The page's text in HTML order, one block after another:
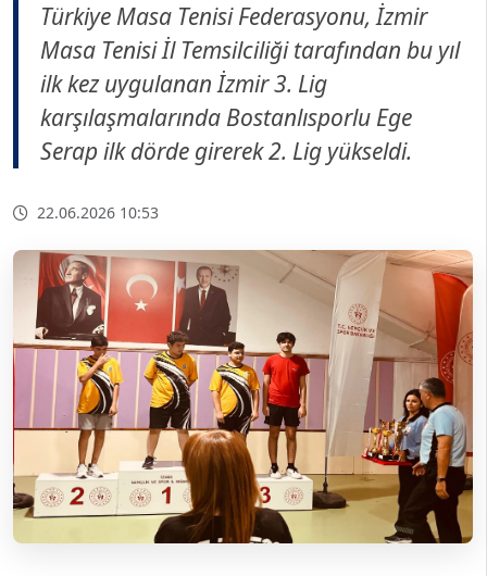
Türkiye Masa Tenisi Federasyonu, İzmir
Masa Tenisi İl Temsilciliği tarafından bu yıl
ilk kez uygulanan İzmir 3. Lig
karşılaşmalarında Bostanlısporlu Ege
Serap ilk dörde girerek 2. Lig yükseldi.
22.06.2026 10:53